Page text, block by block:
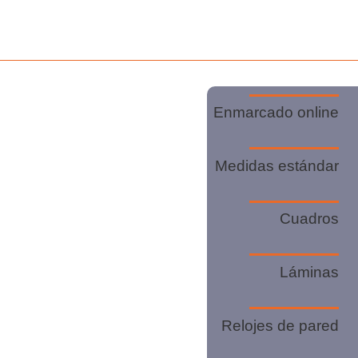
Enmarcado online
Medidas estándar
Cuadros
Láminas
Relojes de pared